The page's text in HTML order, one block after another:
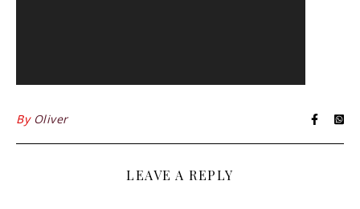
By Oliver
LEAVE A REPLY